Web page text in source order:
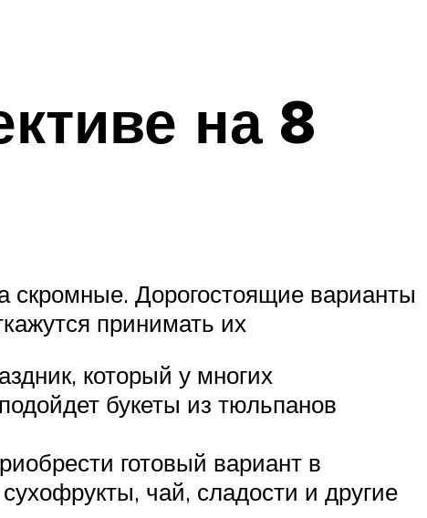
на 8
Дорогостоящие варианты
принимать их
который у многих
букеты из тюльпанов
готовый вариант в
чай, сладости и другие